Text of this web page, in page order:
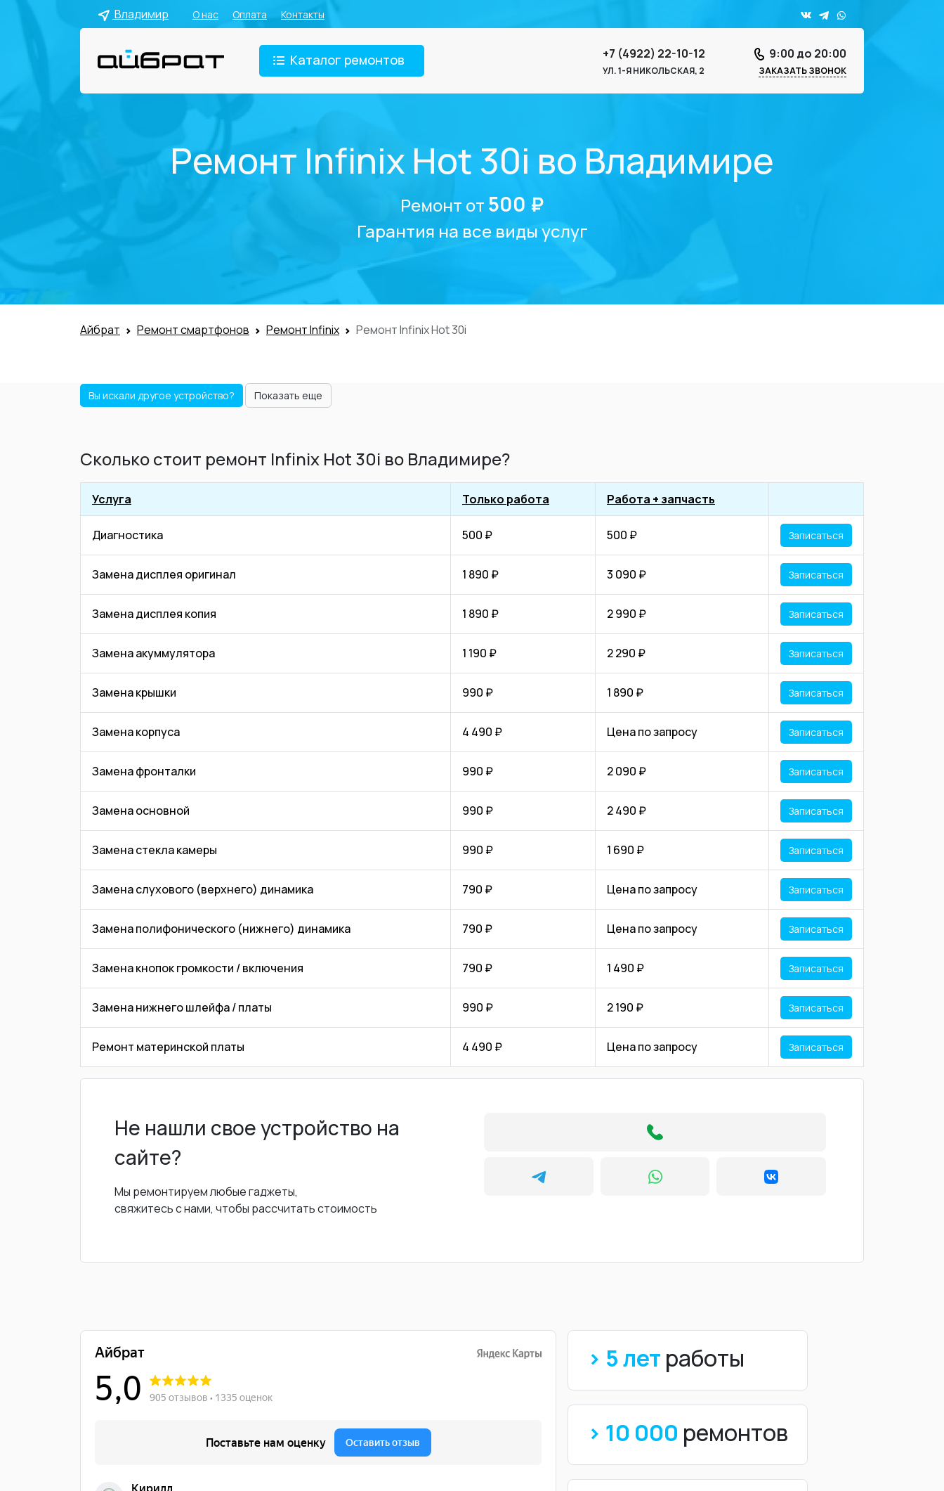
Владимир О нас Оплата Контакты
Каталог ремонтов +7 (4922) 22-10-12
УЛ. 1-Я НИКОЛЬСКАЯ, 2
9:00 до 20:00
ЗАКАЗАТЬ ЗВОНОК
Ремонт Infinix Hot 30i во Владимире
Ремонт от 500 ₽
Гарантия на все виды услуг
Айбрат Ремонт смартфонов Ремонт Infinix Ремонт Infinix Hot 30i
Вы искали другое устройство? Показать еще
Сколько стоит ремонт Infinix Hot 30i во Владимире?
Услуга Только работа Работа + запчасть
Диагностика 500 ₽ 500 ₽ Записаться
Замена дисплея оригинал 1 890 ₽ 3 090 ₽ Записаться
Замена дисплея копия 1 890 ₽ 2 990 ₽ Записаться
Замена акуммулятора 1 190 ₽ 2 290 ₽ Записаться
Замена крышки 990 ₽ 1 890 ₽ Записаться
Замена корпуса 4 490 ₽ Цена по запросу Записаться
Замена фронталки 990 ₽ 2 090 ₽ Записаться
Замена основной 990 ₽ 2 490 ₽ Записаться
Замена стекла камеры 990 ₽ 1 690 ₽ Записаться
Замена слухового (верхнего) динамика 790 ₽ Цена по запросу Записаться
Замена полифонического (нижнего) динамика 790 ₽ Цена по запросу Записаться
Замена кнопок громкости / включения 790 ₽ 1 490 ₽ Записаться
Замена нижнего шлейфа / платы 990 ₽ 2 190 ₽ Записаться
Ремонт материнской платы 4 490 ₽ Цена по запросу Записаться
Не нашли свое устройство на
сайте?
Мы ремонтируем любые гаджеты,
свяжитесь с нами, чтобы рассчитать стоимость
> 5 лет работы
> 10 000 ремонтов